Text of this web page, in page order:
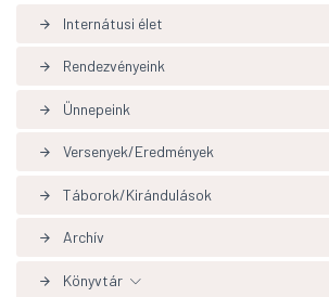
arrow_forward Internátusi élet
arrow_forward Rendezvényeink
arrow_forward Ünnepeink
arrow_forward Versenyek/Eredmények
arrow_forward Táborok/Kirándulások
arrow_forward Archív
arrow_forward Könyvtár